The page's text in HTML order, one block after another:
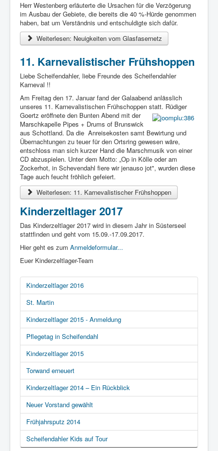
Herr Westenberg erläuterte die Ursachen für die Verzögerung
im Ausbau der Gebiete, die bereits die 40 %-Hürde genommen
haben, bat um Verständnis und entschuldigte sich dafür.
Weiterlesen: Neuigkeiten vom Glasfasernetz
11. Karnevalistischer Frühshoppen
Liebe Scheifendahler, liebe Freunde des Scheifendahler
Karneval !!
Am Freitag den 17. Januar fand der Galaabend anlässlich
unseres 11. Karnevalistischen Frühschoppen statt. Rüdiger
Goertz eröffnete den Bunten Abend mit der
Marschkapelle Pipes + Drums of Brunswick
aus Schottland. Da die Anreisekosten samt Bewirtung und
Übernachtungen zu teuer für den Ortsring gewesen wäre,
entschloss man sich kurzer Hand die Marschmusik von einer
CD abzuspielen. Unter dem Motto: „Op in Kölle oder am
Zockerhot, in Schevendahl fiere wir jenauso jot", wurden diese
Tage auch feucht fröhlich gefeiert.
Weiterlesen: 11. Karnevalistischer Frühshoppen
Kinderzeltlager 2017
Das Kinderzeltlager 2017 wird in diesem Jahr in Süsterseel
stattfinden und geht vom 15.09.-17.09.2017.
Hier geht es zum Anmeldeformular...
Euer Kinderzeltlager-Team
Kinderzeltlager 2016
St. Martin
Kinderzeltlager 2015 - Anmeldung
Pflegetag in Scheifendahl
Kinderzeltlager 2015
Torwand erneuert
Kinderzeltlager 2014 – Ein Rückblick
Neuer Vorstand gewählt
Frühjahrsputz 2014
Scheifendahler Kids auf Tour